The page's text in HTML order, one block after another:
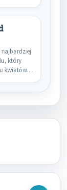
który
kwiatów…